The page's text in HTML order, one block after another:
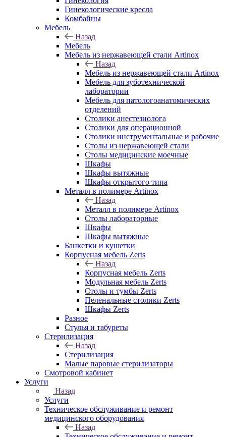
Гинекологические кресла
Комбайны
Мебель
Назад
Мебель
Мебель из нержавеющей стали Artinox
Назад
Мебель из нержавеющей стали Artinox
Мебель для зуботехнической
лаборатории
Мебель для патологоанатомических
отделений
Столики анестезиолога
Столики для операционной
Столики инструментальные и рабочие
Столы из нержавеющей стали
Столы медицинские моечные
Шкафы
Шкафы вытяжные
Шкафы открытого типа
Металл в полимере Artinox
Назад
Металл в полимере Artinox
Столы лабораторные
Шкафы
Шкафы вытяжные
Банкетки и кушетки
Корпусная мебель Zerts
Назад
Корпусная мебель Zerts
Модульная мебель Zerts
Столы и тумбы Zerts
Пеленальные столики Zerts
Шкафы Zerts
Разное
Стулья и табуреты
Стерилизация
Назад
Стерилизация
Малые паровые стерилизаторы
Смотровой кабинет
Услуги
Назад
Услуги
Техническое обслуживание и ремонт
медицинского оборудования
Назад